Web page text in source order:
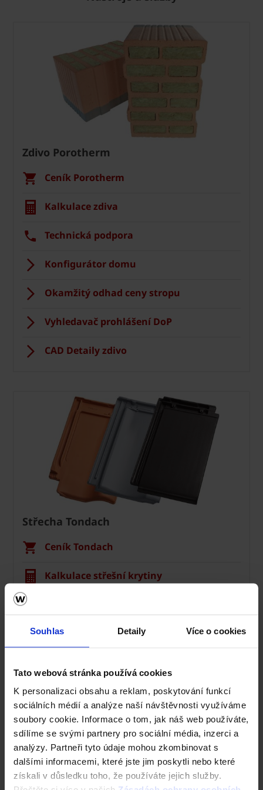
Souhlas Detaily Více o cookies
Tato webová stránka používá cookies
K personalizaci obsahu a reklam, poskytování funkcí
sociálních médií a analýze naší návštěvnosti využíváme
soubory cookie. Informace o tom, jak náš web používáte,
sdílíme se svými partnery pro sociální média, inzerci a
analýzy. Partneři tyto údaje mohou zkombinovat s
dalšími informacemi, které jste jim poskytli nebo které
získali v důsledku toho, že používáte jejich služby.
Zdivo Porotherm
Ceník Porotherm
Kalkulace zdiva
Technická podpora
Konfigurátor domu
Okamžitý odhad ceny stropu
Vyhledavač prohlášení DoP
CAD Detaily zdivo
Střecha Tondach
Ceník Tondach
Kalkulace střešní krytiny
Střechy ve vašem okolí
Registrace záruky All Inclusive
CAD Detaily střecha